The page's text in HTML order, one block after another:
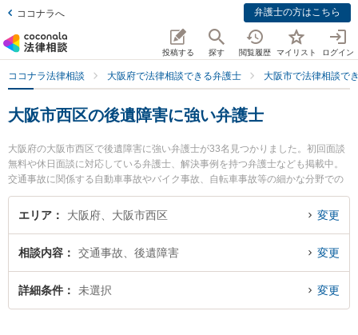
ココナラへ 弁護士の方はこちら
投稿する 探す 閲覧履歴 マイリスト ログイン
ココナラ法律相談 大阪府で法律相談できる弁護士 大阪市で法律相談で
大阪市西区の後遺障害に強い弁護士
大阪府の大阪市西区で後遺障害に強い弁護士が33名見つかりました。初回面談
無料や休日面談に対応している弁護士、解決事例を持つ弁護士なども掲載中。
交通事故に関係する自動車事故やバイク事故、自転車事故等の細かな分野での
絞り込み検索もでき便利です。特に弁護士法人勝浦総合法律事務所 大阪オフィ
スの杉本 圭弁護士や土佐堀通り法律事務所の有田 和生弁護士、川村・藤岡綜合
今すぐに弁護士に相談したい』『後遺障害のトラブル解決の実績豊富な近くの
弁護士を検索したい』『初回相談無料で後遺障害を法律相談できる大阪市西区
内の弁護士に相談予約したい』などでお困りの相談者さんにおすすめです。
エリア 大阪府、大阪市西区 変更
相談内容 交通事故、後遺障害 変更
詳細条件 未選択 変更